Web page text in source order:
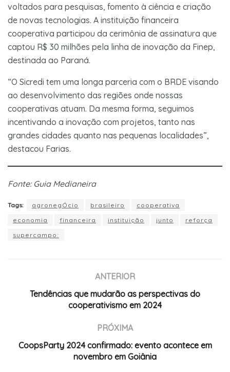
voltados para pesquisas, fomento à ciência e criação
de novas tecnologias. A instituição financeira
cooperativa participou da cerimônia de assinatura que
captou R$ 30 milhões pela linha de inovação da Finep,
destinada ao Paraná.
“O Sicredi tem uma longa parceria com o BRDE visando
ao desenvolvimento das regiões onde nossas
cooperativas atuam. Da mesma forma, seguimos
incentivando a inovação com projetos, tanto nas
grandes cidades quanto nas pequenas localidades”,
destacou Farias.
Fonte: Guia Medianeira
Tags: agronegÓcio brasileiro
cooperativa
economia
financeira instituição junto
reforça
supercampo:
ANTERIOR
Tendências que mudarão as perspectivas do
cooperativismo em 2024
PRÓXIMA
CoopsParty 2024 confirmado: evento acontece em
novembro em Goiânia